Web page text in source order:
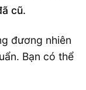
cũ.
đương nhiên
Bạn có thể